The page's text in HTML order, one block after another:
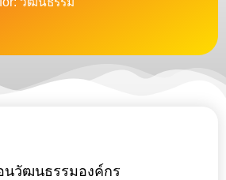
นวัฒนธรรมองค์กร